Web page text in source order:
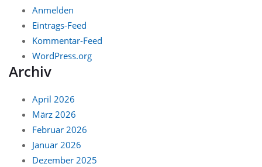
Anmelden
Eintrags-Feed
Kommentar-Feed
WordPress.org
Archiv
April 2026
März 2026
Februar 2026
Januar 2026
Dezember 2025